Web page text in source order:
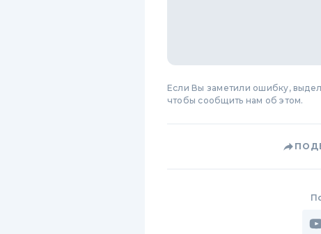
Если Вы заметили ошибку,
чтобы сообщить нам об этом.